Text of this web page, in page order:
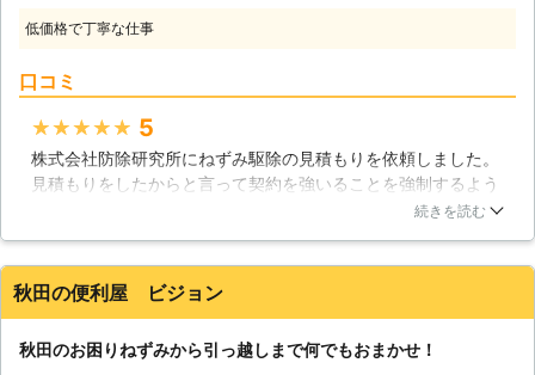
りと行いますのでお任せください。
凌ぐために建物の天井裏に侵入し、断
熱材を布団代わりにしています。クマ
ネズミの体長は20cm程度でしっぽが
長く、耳も大きく見た目はハムスター
なので可愛いのですが、クマネズミの
来るだけ早く駆除する事をオススメ致
します。ねずみ駆除なら株式会社防除
低価格で丁寧な仕事
口コミ
★★★★★ 5
株式会社防除研究所にねずみ駆除の見積もりを依頼しました。
見積もりをしたからと言って契約を強いることを強制するよう
なことは一切なく、非常に良かったです。また見積もり通りの
で、駆除後はねずみを見て悲鳴を上げることもなくなりまし
た。
岐阜県 大垣市 2016年12月20日
続きを読む
秋田の便利屋 ビジョン
秋田のお困りねずみから引っ越しまで何でもおまかせ！